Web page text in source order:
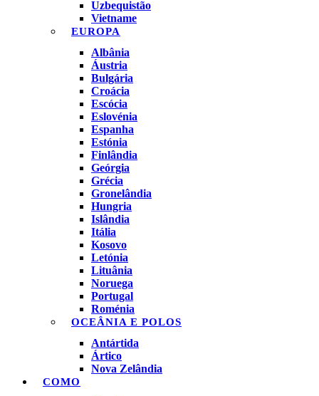
Uzbequistão
Vietname
EUROPA
Albânia
Áustria
Bulgária
Croácia
Escócia
Eslovénia
Espanha
Estónia
Finlândia
Geórgia
Grécia
Gronelândia
Hungria
Islândia
Itália
Kosovo
Letónia
Lituânia
Noruega
Portugal
Roménia
OCEÂNIA E POLOS
Antártida
Ártico
Nova Zelândia
COMO